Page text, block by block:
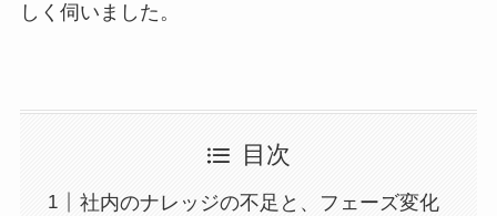
しく伺いました。
目次
社内のナレッジの不足と、フェーズ変化